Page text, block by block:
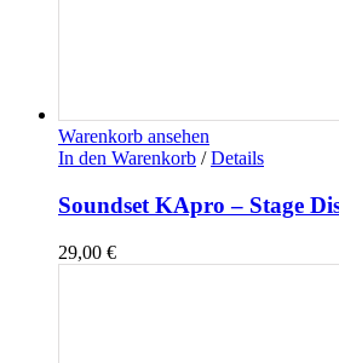
Warenkorb ansehen
In den Warenkorb / Details
Soundset KApro – Stage
29,00 €